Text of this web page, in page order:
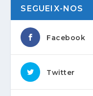
SEGUEIX-NOS
Facebook
Twitter